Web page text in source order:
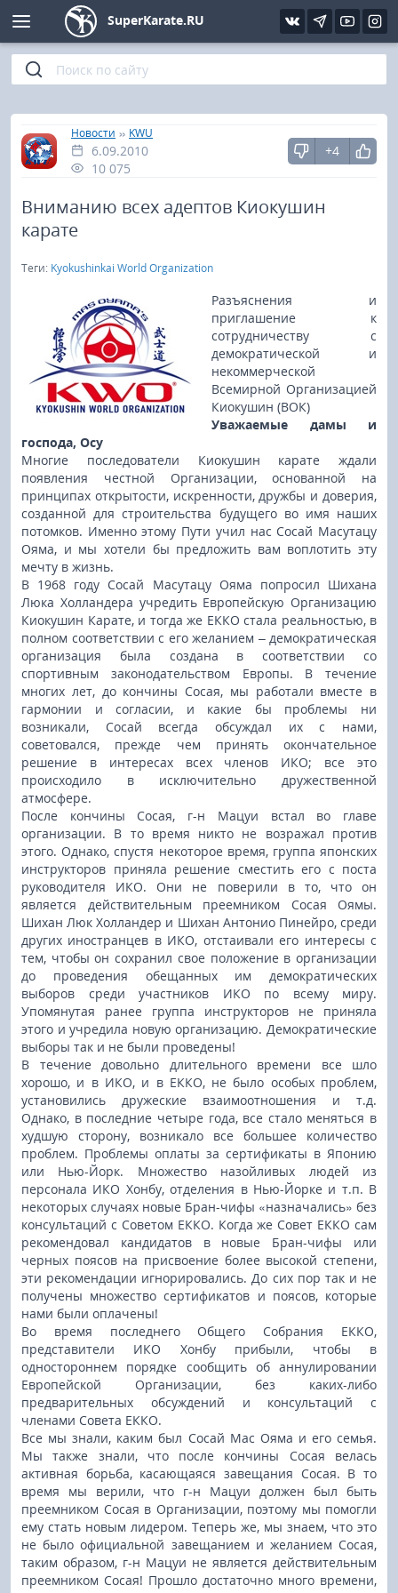
SuperKarate.RU
Главная
»
Новости » KWU
6.09.2010
10 075
+4
Вниманию всех адептов Киокушин
карате
Теги: Kyokushinkai World Organization
Разъяснения и
приглашение к
сотрудничеству с
демократической и
некоммерческой
Всемирной Организацией
Киокушин (ВОК)
Уважаемые дамы и
господа, Осу
Многие последователи Киокушин карате ждали
появления честной Организации, основанной на
принципах открытости, искренности, дружбы и доверия,
созданной для строительства будущего во имя наших
потомков. Именно этому Пути учил нас Сосай Масутацу
Ояма, и мы хотели бы предложить вам воплотить эту
мечту в жизнь.
В 1968 году Сосай Масутацу Ояма попросил Шихана
Люка Холландера учредить Европейскую Организацию
Киокушин Карате, и тогда же ЕККО стала реальностью, в
полном соответствии с его желанием – демократическая
организация была создана в соответствии со
спортивным законодательством Европы. В течение
многих лет, до кончины Сосая, мы работали вместе в
гармонии и согласии, и какие бы проблемы ни
возникали, Сосай всегда обсуждал их с нами,
советовался, прежде чем принять окончательное
решение в интересах всех членов ИКО; все это
происходило в исключительно дружественной
атмосфере.
После кончины Сосая, г-н Мацуи встал во главе
организации. В то время никто не возражал против
этого. Однако, спустя некоторое время, группа японских
инструкторов приняла решение сместить его с поста
руководителя ИКО. Они не поверили в то, что он
является действительным преемником Сосая Оямы.
Шихан Люк Холландер и Шихан Антонио Пинейро, среди
других иностранцев в ИКО, отстаивали его интересы с
тем, чтобы он сохранил свое положение в организации
до проведения обещанных им демократических
выборов среди участников ИКО по всему миру.
Упомянутая ранее группа инструкторов не приняла
этого и учредила новую организацию. Демократические
выборы так и не были проведены!
В течение довольно длительного времени все шло
хорошо, и в ИКО, и в ЕККО, не было особых проблем,
установились дружеские взаимоотношения и т.д.
Однако, в последние четыре года, все стало меняться в
худшую сторону, возникало все большее количество
проблем. Проблемы оплаты за сертификаты в Японию
или Нью-Йорк. Множество назойливых людей из
персонала ИКО Хонбу, отделения в Нью-Йорке и т.п. В
некоторых случаях новые Бран-чифы «назначались» без
консультаций с Советом ЕККО. Когда же Совет ЕККО сам
рекомендовал кандидатов в новые Бран-чифы или
черных поясов на присвоение более высокой степени,
эти рекомендации игнорировались. До сих пор так и не
получены множество сертификатов и поясов, которые
нами были оплачены!
Во время последнего Общего Собрания ЕККО,
представители ИКО Хонбу прибыли, чтобы в
одностороннем порядке сообщить об аннулировании
Европейской Организации, без каких-либо
предварительных обсуждений и консультаций с
членами Совета ЕККО.
Все мы знали, каким был Сосай Мас Ояма и его семья.
Мы также знали, что после кончины Сосая велась
активная борьба, касающаяся завещания Сосая. В то
время мы верили, что г-н Мацуи должен был быть
преемником Сосая в Организации, поэтому мы помогли
ему стать новым лидером. Теперь же, мы знаем, что это
не было официальной завещанием и желанием Сосая,
таким образом, г-н Мацуи не является действительным
преемником Сосая! Прошло достаточно много времени,
Киокушинкай
Кёкусин (IFK)
Шинкиокушинкай
Кекусин-кан
UFC и MMA
Муай тай
Фото
Видео
Интервью
Статьи
Уроки каратэ
Файлы
Библиотека